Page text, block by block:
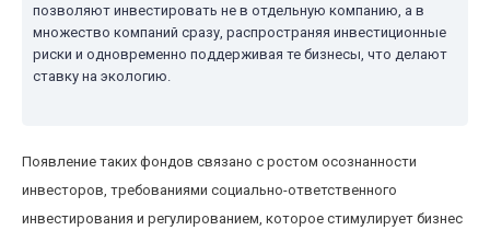
позволяют инвестировать не в отдельную компанию, а в
множество компаний сразу, распространяя инвестиционные
риски и одновременно поддерживая те бизнесы, что делают
ставку на экологию.
Появление таких фондов связано с ростом осознанности
инвесторов, требованиями социально-ответственного
инвестирования и регулированием, которое стимулирует бизнес